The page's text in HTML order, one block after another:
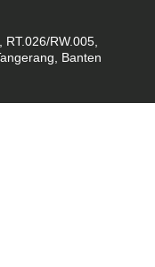
RW.005,
Banten